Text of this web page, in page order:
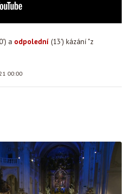
a odpolední (13') kázání "z
00:00